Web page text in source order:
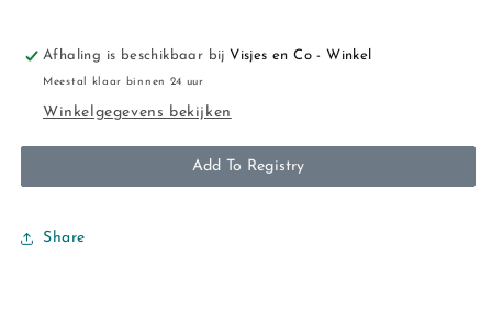
Afhaling is beschikbaar bijVisjes en Co - Winkel
Meestal klaar binnen 24 uur
Winkelgegevens bekijken
Add To Registry
Share